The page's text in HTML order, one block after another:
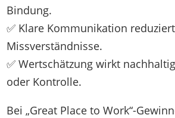
Bindung.
✅ Klare Kommunikation
Missverständnisse.
✅ Wertschätzung wirkt
oder Kontrolle.
Bei „Great Place to Work“-